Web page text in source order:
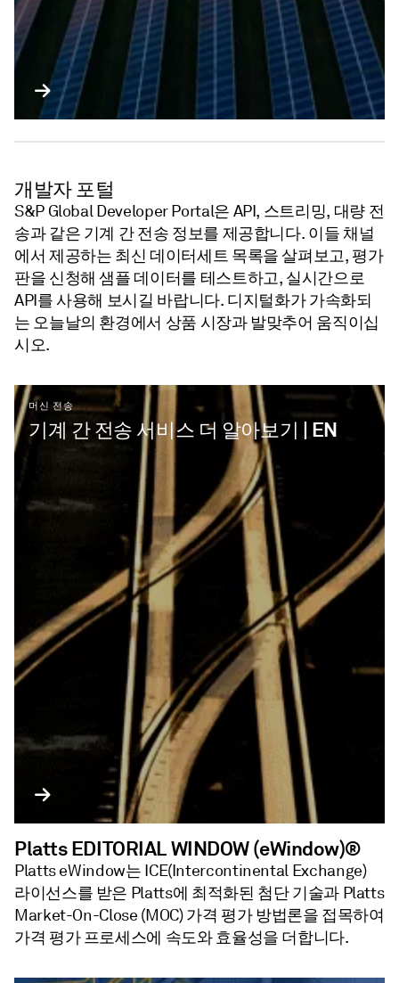
개발자 포털
S&P Global Developer Portal은 API, 스트리밍, 대량 전
송과 같은 기계 간 전송 정보를 제공합니다. 이들 채널
에서 제공하는 최신 데이터세트 목록을 살펴보고, 평가
판을 신청해 샘플 데이터를 테스트하고, 실시간으로
API를 사용해 보시길 바랍니다. 디지털화가 가속화되
는 오늘날의 환경에서 상품 시장과 발맞추어 움직이십
시오.
머신 전송
기계 간 전송 서비스 더 알아보기 | EN
Platts EDITORIAL WINDOW (eWindow)®
Platts eWindow는 ICE(Intercontinental Exchange)
라이선스를 받은 Platts에 최적화된 첨단 기술과 Platts
Market-On-Close (MOC) 가격 평가 방법론을 접목하여
가격 평가 프로세스에 속도와 효율성을 더합니다.